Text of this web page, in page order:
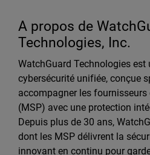
A propos de
Technologies, Inc.
WatchGuard Technologies
cybersécurité unifiée, conçue
accompagner les
(MSP) avec une protection
Depuis plus de 30 ans,
dont les MSP délivrent la
innovant en continu pour